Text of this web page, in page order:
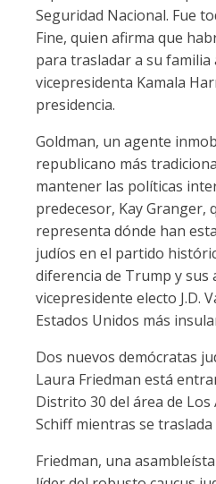
Seguridad Nacional. Fue
Fine, quien afirma que
para trasladar a su familia
vicepresidenta Kamala
presidencia.
Goldman, un agente
republicano más
mantener las políticas
predecesor, Kay Granger,
representa dónde han
judíos en el partido
diferencia de Trump y sus
vicepresidente electo J.D.
Estados Unidos más
Dos nuevos demócratas
Laura Friedman está
Distrito 30 del área de Los
Schiff mientras se traslada
Friedman, una